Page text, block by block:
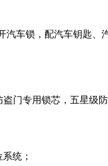
车锁，配汽车钥匙、
门专用锁芯，五星级
统；